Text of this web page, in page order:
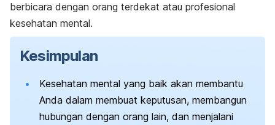
berbicara dengan orang terdekat atau profesional
kesehatan mental.
Kesimpulan
Kesehatan mental yang baik akan membantu
Anda dalam membuat keputusan, membangun
hubungan dengan orang lain, dan menjalani